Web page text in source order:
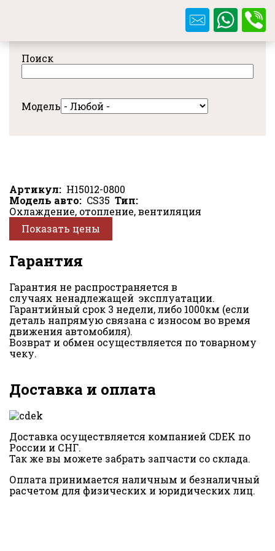
содержанию
Поиск
Модель
Артикул
H15012-0800
Модель авто
CS35 Тип
Охлаждение, отопление, вентиляция
Показать цены
Гарантия
Гарантия не распространяется в
случаях ненадлежащей эксплуатации.
Гарантийный срок 3 недели, либо 1000км (если
деталь напрямую связана с износом во время
движения автомобиля).
Возврат и обмен осуществляется по товарному
чеку.
Доставка и оплата
Доставка осуществляется компанией CDEK по
России и СНГ.
Так же вы можете забрать запчасти со склада.
Оплата принимается наличным и безналичный
расчетом для физических и юридических лиц.